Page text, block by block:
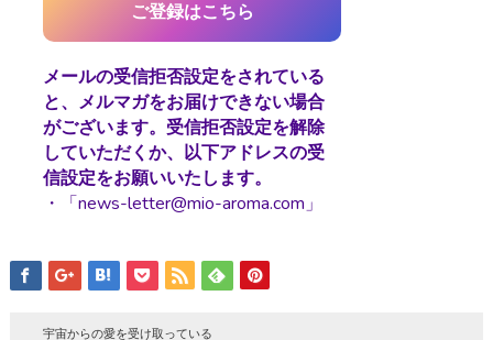
メールの受信拒否設定をされている
と、メルマガをお届けできない場合
がございます。受信拒否設定を解除
していただくか、以下アドレスの受
信設定をお願いいたします。
・「news-letter@mio-aroma.com」
宇宙からの愛を受け取っている